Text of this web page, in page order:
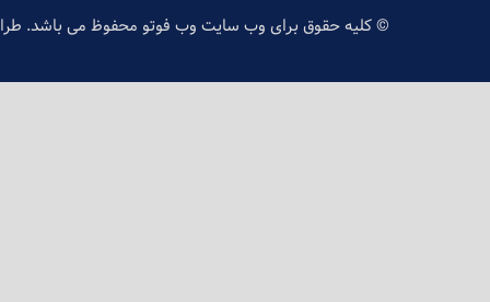
© کلیه حقوق برای وب سایت وب فوتو محفوظ می باشد.